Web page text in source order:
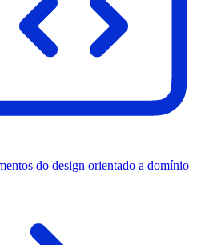
do design orientado a domínio